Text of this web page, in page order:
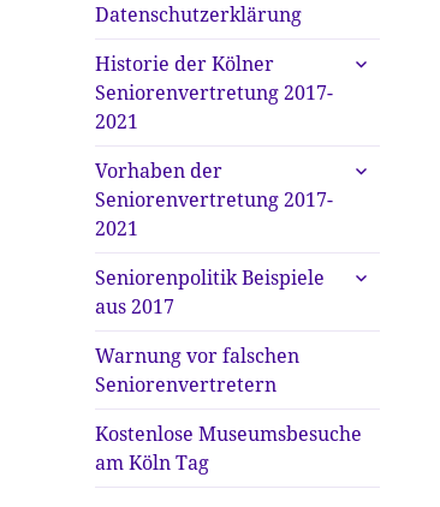
Datenschutzerklärung
Historie der Kölner
Seniorenvertretung 2017-
2021
untermenü
Vorhaben der
Seniorenvertretung 2017-
2021
untermenü
Seniorenpolitik Beispiele
aus 2017
untermenü
Warnung vor falschen
Seniorenvertretern
Kostenlose Museumsbesuche
am Köln Tag